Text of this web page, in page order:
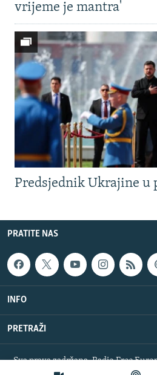
vrijeme je mantra'
Predsjednik Ukrajine u
PRATITE NAS
INFO
PRETRAŽI
Sva prava zadržana. Radio Free
RFE/RL, Inc.